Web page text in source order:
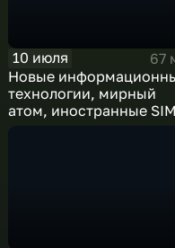
10 июля
67
Новые
технологии, мирный
атом, иностранные